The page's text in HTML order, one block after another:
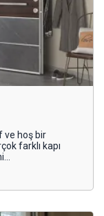
ve hoş bir
farklı kapı